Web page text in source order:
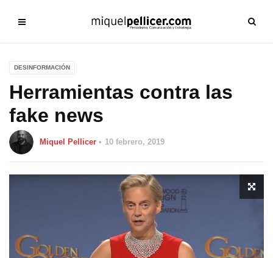
DESINFORMACIÓN
Herramientas contra las
fake news
Miquel Pellicer 10 febrero, 2019